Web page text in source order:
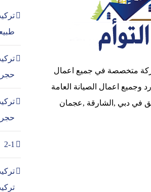
متخصصة في جميع اعمال
وجميع اعمال الصيانة العامة
في دبي ,الشارقة ,عجمان
2-1